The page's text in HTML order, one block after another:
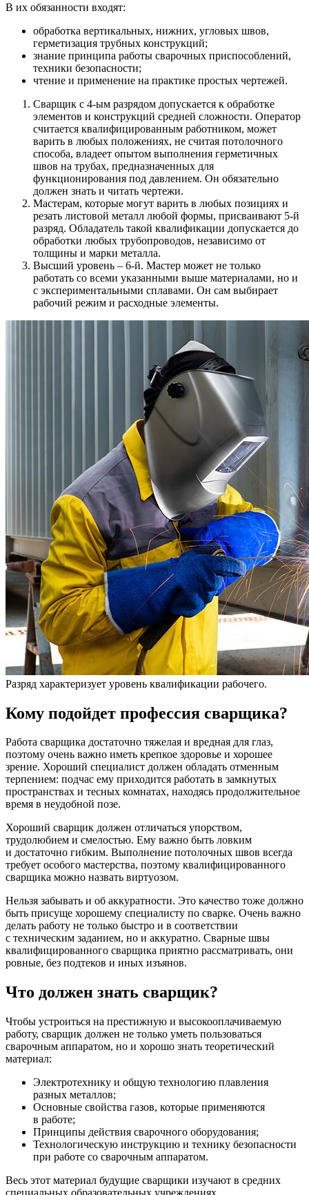
В их обязанности входят:
обработка вертикальных, нижних, угловых швов,
герметизация трубных конструкций;
знание принципа работы сварочных приспособлений,
техники безопасности;
чтение и применение на практике простых чертежей.
Сварщик с 4-ым разрядом допускается к обработке
элементов и конструкций средней сложности. Оператор
считается квалифицированным работником, может
варить в любых положениях, не считая потолочного
способа, владеет опытом выполнения герметичных
швов на трубах, предназначенных для
функционирования под давлением. Он обязательно
должен знать и читать чертежи.
Мастерам, которые могут варить в любых позициях и
резать листовой металл любой формы, присваивают 5-й
разряд. Обладатель такой квалификации допускается до
обработки любых трубопроводов, независимо от
толщины и марки металла.
Высший уровень – 6-й. Мастер может не только
работать со всеми указанными выше материалами, но и
с экспериментальными сплавами. Он сам выбирает
рабочий режим и расходные элементы.
Разряд характеризует уровень квалификации рабочего.
Кому подойдет профессия сварщика?
Работа сварщика достаточно тяжелая и вредная для глаз,
поэтому очень важно иметь крепкое здоровье и хорошее
зрение. Хороший специалист должен обладать отменным
терпением: подчас ему приходится работать в замкнутых
пространствах и тесных комнатах, находясь продолжительное
время в неудобной позе.
Хороший сварщик должен отличаться упорством,
трудолюбием и смелостью. Ему важно быть ловким
и достаточно гибким. Выполнение потолочных швов всегда
требует особого мастерства, поэтому квалифицированного
сварщика можно назвать виртуозом.
Нельзя забывать и об аккуратности. Это качество тоже должно
быть присуще хорошему специалисту по сварке. Очень важно
делать работу не только быстро и в соответствии
с техническим заданием, но и аккуратно. Сварные швы
квалифицированного сварщика приятно рассматривать, они
ровные, без подтеков и иных изъянов.
Что должен знать сварщик?
Чтобы устроиться на престижную и высокооплачиваемую
работу, сварщик должен не только уметь пользоваться
сварочным аппаратом, но и хорошо знать теоретический
материал:
Электротехнику и общую технологию плавления
разных металлов;
Основные свойства газов, которые применяются
в работе;
Принципы действия сварочного оборудования;
Технологическую инструкцию и технику безопасности
при работе со сварочным аппаратом.
Весь этот материал будущие сварщики изучают в средних